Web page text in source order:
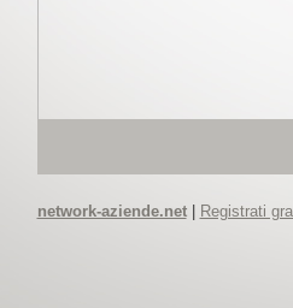
network-aziende.net| Registrati